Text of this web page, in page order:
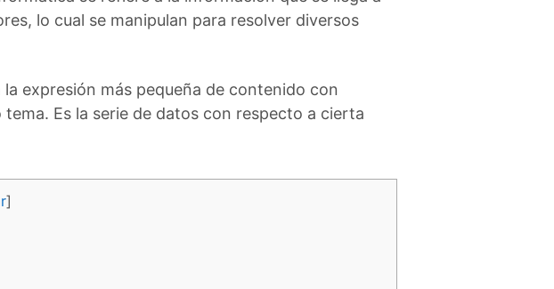
lo cual se manipulan para resolver diversos
expresión más pequeña de contenido con
Es la serie de datos con respecto a cierta
]